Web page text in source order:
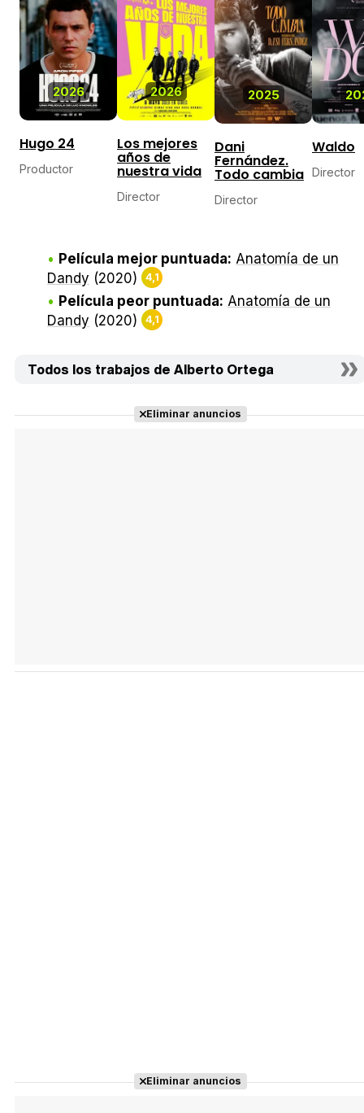
2026
Hugo 24
Productor
2026
Los mejores
años de
nuestra vida
Director
2025
Dani
Fernández.
Todo cambia
Director
Waldo
Director
Película mejor puntuada: Anatomía de un
Dandy (2020) 4,1
Película peor puntuada: Anatomía de un
Dandy (2020) 4,1
Todos los trabajos de Alberto Ortega
Eliminar anuncios
Eliminar anuncios